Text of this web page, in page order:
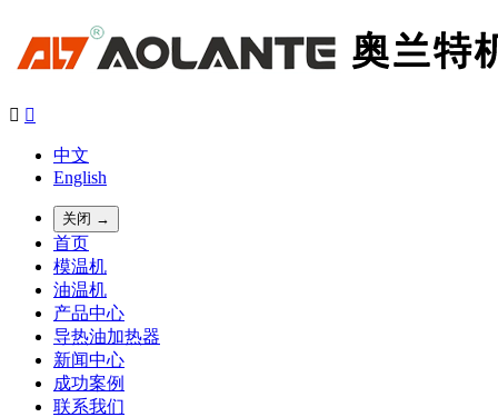
 
中文
English
关闭 →
首页
模温机
油温机
产品中心
导热油加热器
新闻中心
成功案例
联系我们